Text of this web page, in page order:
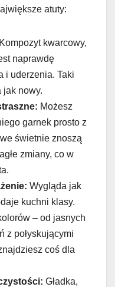
atuty:
Kompozyt kwarcowy,
naprawdę
i uderzenia. Taki
jak nowy.
Możesz
garnek prosto z
świetnie znoszą
zmiany, co w
Wygląda jak
kuchni klasy.
– od jasnych
z połyskującymi
coś dla
Gładka,